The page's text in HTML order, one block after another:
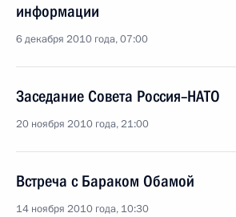
информации
6 декабря 2010 года, 07:00
Заседание Совета Россия–НАТО
20 ноября 2010 года, 21:00
Встреча с Бараком Обамой
14 ноября 2010 года, 10:30